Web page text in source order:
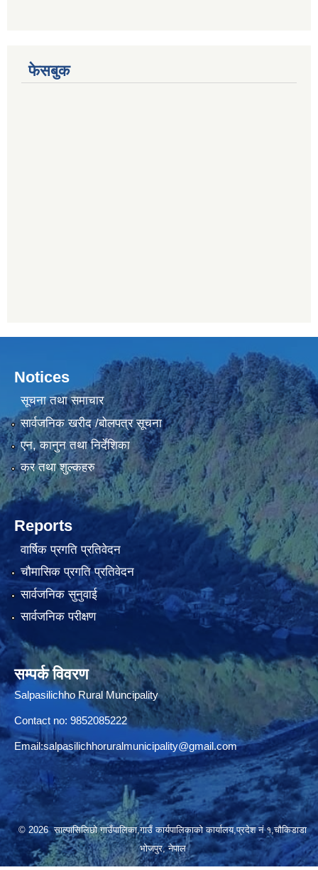
फेसबुक
Notices
सूचना तथा समाचार
सार्वजनिक खरीद /बोलपत्र सूचना
एन, कानुन तथा निर्देशिका
कर तथा शुल्कहरु
Reports
वार्षिक प्रगति प्रतिवेदन
चौमासिक प्रगति प्रतिवेदन
सार्वजनिक सुनुवाई
सार्वजनिक परीक्षण
सम्पर्क विवरण
Salpasilichho Rural Muncipality
Contact no: 9852085222
Email:salpasilichhoruralmunicipality@gmail.com
© 2026 साल्पासिलिछो गाउँपालिका,गाउँ कार्यपालिकाको कार्यालय,प्रदेश नं १,चौकिडाडा
भोजपुर, नेपाल